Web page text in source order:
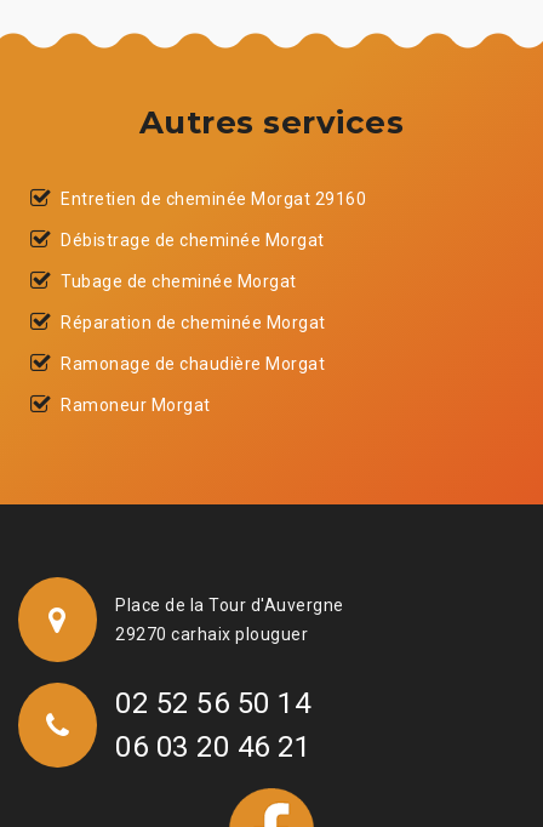
Autres services
Entretien de cheminée Morgat 29160
Débistrage de cheminée Morgat
Tubage de cheminée Morgat
Réparation de cheminée Morgat
Ramonage de chaudière Morgat
Ramoneur Morgat
Place de la Tour d'Auvergne
29270 carhaix plouguer
02 52 56 50 14
06 03 20 46 21